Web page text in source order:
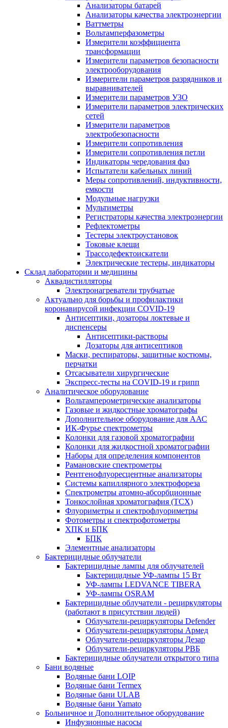
Анализаторы батарей
Анализаторы качества электроэнергии
Ваттметры
Вольтамперфазометры
Измерители коэффициента
трансформации
Измерители параметров безопасности
электрооборудования
Измерители параметров разрядников и
выравнивателей
Измерители параметров УЗО
Измерители параметров электрических
сетей
Измерители параметров
электробезопасности
Измерители сопротивления
Измерители сопротивления петли
Индикаторы чередования фаз
Испытатели кабельных линий
Меры сопротивлений, индуктивности,
емкости
Модульные нагрузки
Мультиметры
Регистраторы качества электроэнергии
Рефлектометры
Тестеры электроустановок
Токовые клещи
Трассодефектоискатели
Электрические тестеры, индикаторы
Склад лаборатории и медицины
Аквадистилляторы
Электронагреватели трубчатые
Актуально для борьбы и профилактики
коронавирусой инфекции COVID-19
Антисептики, дозаторы локтевые и
диспенсеры
Антисептики-растворы
Дозаторы для антисептиков
Маски, респираторы, защитные костюмы,
перчатки
Отсасыватели хирургические
Экспресс-тесты на COVID-19 и грипп
Аналитическое оборудование
Вольтамперометрические анализаторы
Газовые и жидкостные хроматографы
Дополнительное оборудование для ААС
ИК-Фурье спектрометры
Колонки для газовой хроматографии
Колонки для жидкостной хроматографии
Наборы для определения компонентов
Рамановские спектрометры
Рентгенофлуоресцентные анализаторы
Системы капиллярного электрофореза
Спектрометры атомно-абсорбционные
Тонкослойная хроматография (ТСХ)
Флуориметры и спектрофлуориметры
Фотометры и спектрофотометры
ХПК и БПК
БПК
Элементные анализаторы
Бактерицидные облучатели
Бактерицидные лампы для облучателей
Бактерицидные УФ-лампы 15 Вт
УФ-лампы LEDVANCE TIBERA
УФ-лампы OSRAM
Бактерицидные облучатели - рециркуляторы
(работают в присутствии людей)
Облучатели-рециркуляторы Defender
Облучатели-рециркуляторы Армед
Облучатели-рециркуляторы Дезар
Облучатели-рециркуляторы РВБ
Бактерицидные облучатели открытого типа
Бани водяные
Водяные бани LOIP
Водяные бани Termex
Водяные бани ULAB
Водяные бани Yamato
Больничное и Дополнительное оборудование
Инфузионные насосы